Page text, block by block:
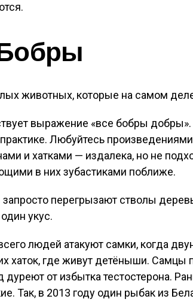
выражение «все бобры добры».
практике. Любуйтесь
и хатками — издалека, но не
в них зубастиками поближе.
перегрызают стволы
один укус.
людей атакуют самки, когда
хаток, где живут детёныши. Самцы
дуреют от избытка тестостерона.
Так, в 2013 году один рыбак из